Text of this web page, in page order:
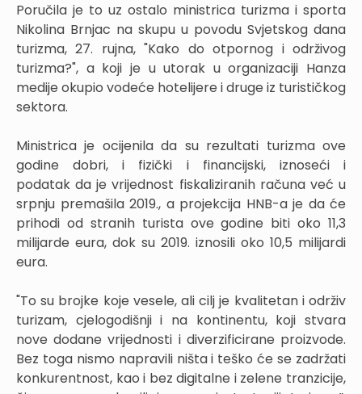
Poručila je to uz ostalo ministrica turizma i sporta
Nikolina Brnjac na skupu u povodu Svjetskog dana
turizma, 27. rujna, "Kako do otpornog i održivog
turizma?", a koji je u utorak u organizaciji Hanza
medije okupio vodeće hotelijere i druge iz turističkog
sektora.
Ministrica je ocijenila da su rezultati turizma ove
godine dobri, i fizički i financijski, iznoseći i
podatak da je vrijednost fiskaliziranih računa već u
srpnju premašila 2019., a projekcija HNB-a je da će
prihodi od stranih turista ove godine biti oko 11,3
milijarde eura, dok su 2019. iznosili oko 10,5 milijardi
eura.
"To su brojke koje vesele, ali cilj je kvalitetan i održiv
turizam, cjelogodišnji i na kontinentu, koji stvara
nove dodane vrijednosti i diverzificirane proizvode.
Bez toga nismo napravili ništa i teško će se zadržati
konkurentnost, kao i bez digitalne i zelene tranzicije,